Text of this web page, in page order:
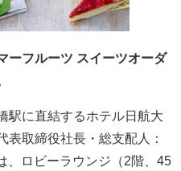
フルーツ スイーツオーダ
駅に直結するホテル日航大
表取締役社長・総支配人：
、ロビーラウンジ（2階、45